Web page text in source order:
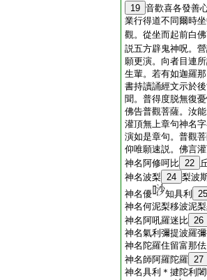
19 音歡喜各發善
業行得道不同爾時
觀。從坐而起前白
説五方辟鬼神呪。
願更演。向者目連
生輩。若有如迦羅
書持讀誦經文示於
聞。普得度脱無復
佛告普觀菩薩。汝
灌頂無上章句神名
演如是章句。普觀
仰唯願速説。佛言
神名阿修呵比 22
神名波梨 24 梨波
神名優
知具利
25
神名何泥梨移波泥
神名阿吼羅迷比 26
神名氣利彌提波羅
神名陀羅住留富那
神名師阿羅陀羅 27
神名具利＊揵陀利